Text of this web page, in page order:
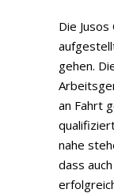
Die
gehen.
an Fahrt
nahe
dass